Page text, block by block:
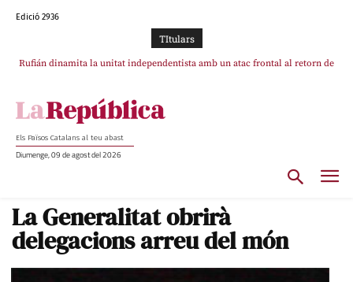
Edició 2936
TItulars
Rufián dinamita la unitat independentista amb un atac frontal al retorn de
Puigdemont reivindica la transparència del seu retorn i manté el pols ferm
Els Països Catalans al teu abast
Diumenge, 09 de agost del 2026
La Generalitat obrirà
delegacions arreu del món